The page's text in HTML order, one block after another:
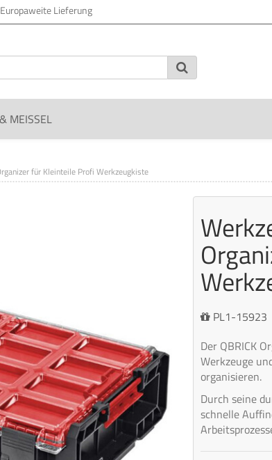
Europaweite Lieferung
MEISSEL
für Kleinteile Profi Werkzeugkiste
PL1-15923
Der QBRICK
Werkzeuge
organisieren.
Durch seine
schnelle